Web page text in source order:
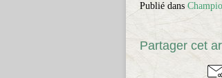
Publié dans
Partager cet